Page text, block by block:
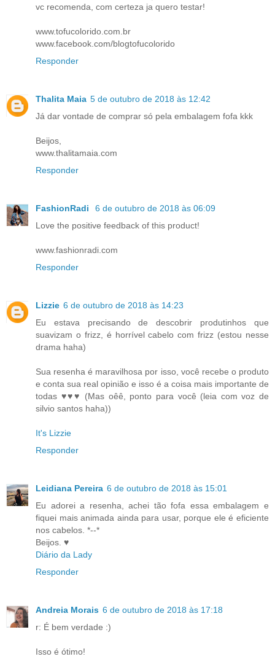
vc recomenda, com certeza ja quero testar!
www.tofucolorido.com.br
www.facebook.com/blogtofucolorido
Responder
Thalita Maia 5 de outubro de 2018 às 12:42
Já dar vontade de comprar só pela embalagem fofa kkk
Beijos,
www.thalitamaia.com
Responder
FashionRadi
6 de outubro de 2018 às 06:09
Love the positive feedback of this product!
www.fashionradi.com
Responder
Lizzie 6 de outubro de 2018 às 14:23
Eu estava precisando de descobrir produtinhos que
suavizam o frizz, é horrível cabelo com frizz (estou nesse
drama haha)
Sua resenha é maravilhosa por isso, você recebe o produto
e conta sua real opinião e isso é a coisa mais importante de
todas ♥♥♥ (Mas oêê, ponto para você (leia com voz de
silvio santos haha))
It's Lizzie
Responder
Leidiana Pereira 6 de outubro de 2018 às 15:01
Eu adorei a resenha, achei tão fofa essa embalagem e
fiquei mais animada ainda para usar, porque ele é eficiente
nos cabelos. *--*
Beijos. ♥
Diário da Lady
Responder
Andreia Morais 6 de outubro de 2018 às 17:18
r: É bem verdade :)
Isso é ótimo!